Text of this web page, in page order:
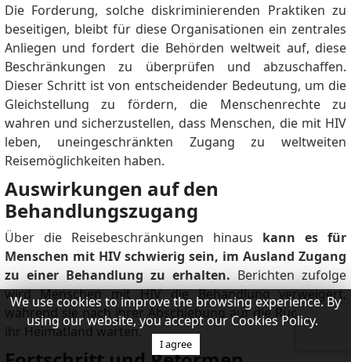
Die Forderung, solche diskriminierenden Praktiken zu
beseitigen, bleibt für diese Organisationen ein zentrales
Anliegen und fordert die Behörden weltweit auf, diese
Beschränkungen zu überprüfen und abzuschaffen.
Dieser Schritt ist von entscheidender Bedeutung, um die
Gleichstellung zu fördern, die Menschenrechte zu
wahren und sicherzustellen, dass Menschen, die mit HIV
leben, uneingeschränkten Zugang zu weltweiten
Reisemöglichkeiten haben.
Auswirkungen auf den
Behandlungszugang
Über die Reisebeschränkungen hinaus kann es für
Menschen mit HIV schwierig sein, im Ausland Zugang
zu einer Behandlung zu erhalten. Berichten zufolge
wird Menschen mit HIV die Behandlung verweigert,
während sie nach ihrer Abschiebung auf die Rückkehr in
ihr Heimatland warten.
We use cookies to improve the browsing experience. By
using our website, you accept our Cookies Policy.
I agree